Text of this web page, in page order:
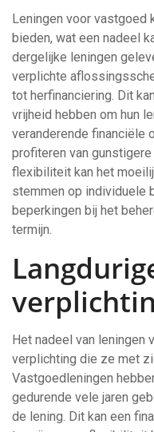
Leningen voor vastgoed
bieden, wat een nadeel
dergelijke leningen
verplichte
tot herfinanciering. Dit
vrijheid hebben om hun
veranderende financiële
profiteren van
flexibiliteit kan het
stemmen op individuele
beperkingen bij het
termijn.
Het nadeel van leningen
verplichting die ze met
Vastgoedleningen
gedurende vele jaren
de lening. Dit kan een